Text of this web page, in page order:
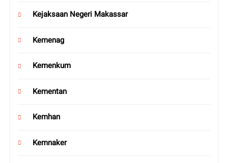
Kejaksaan Negeri Makassar
Kemenag
Kemenkum
Kementan
Kemhan
Kemnaker